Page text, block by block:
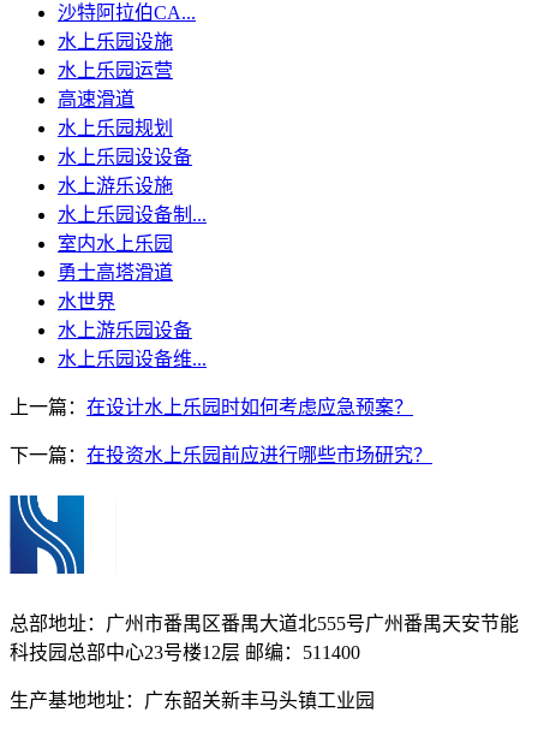
沙特阿拉伯CA...
水上乐园设施
水上乐园运营
高速滑道
水上乐园规划
水上乐园设设备
水上游乐设施
水上乐园设备制...
室内水上乐园
勇士高塔滑道
水世界
水上游乐园设备
水上乐园设备维...
上一篇： 在设计水上乐园时如何考虑应急预案？
下一篇： 在投资水上乐园前应进行哪些市场研究？
总部地址：广州市番禺区番禺大道北555号广州番禺天安节能
科技园总部中心23号楼12层 邮编：511400
生产基地地址：广东韶关新丰马头镇工业园